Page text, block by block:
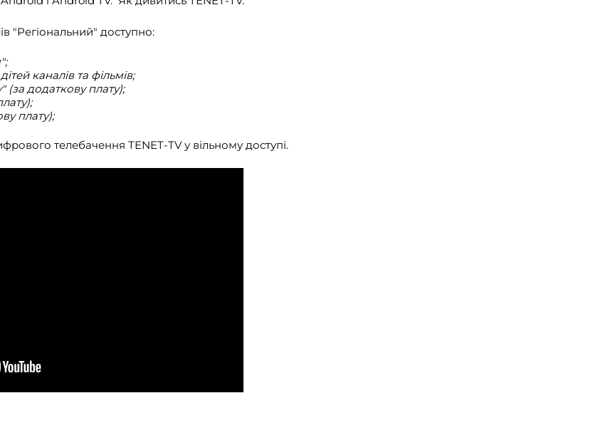
"Регіональний" доступно:
каналів та фільмів;
(за додаткову плату);
плату);
телебачення TENET-TV у вільному доступі.